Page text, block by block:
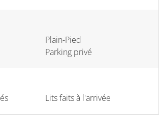
Plain-Pied
Parking privé
Lits faits à l'arrivée